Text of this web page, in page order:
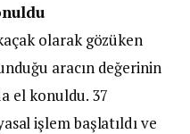
olarak gözüken
aracın değerinin
el konuldu. 37
işlem başlatıldı ve